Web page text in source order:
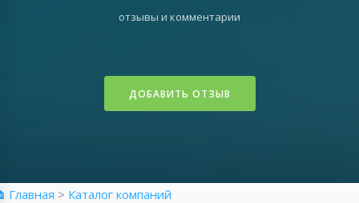
отзывы и комментарии
ДОБАВИТЬ ОТЗЫВ
Главная > Каталог компаний